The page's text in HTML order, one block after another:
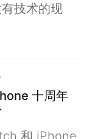
技术的现
十周年
和 iPhone